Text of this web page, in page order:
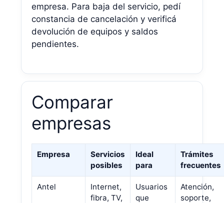
empresa. Para baja del servicio, pedí
constancia de cancelación y verificá
devolución de equipos y saldos
pendientes.
Comparar
empresas
Empresa
Servicios
posibles
Ideal
para
Trámites
frecuentes
Antel
Internet,
fibra, TV,
Usuarios
que
Atención,
soporte,